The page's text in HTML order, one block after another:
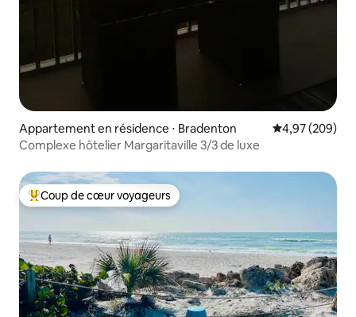
Appartement en résidence ⋅ Bradenton Évaluation
4,97 (209)
Complexe hôtelier Margaritaville 3/3 de luxe
Coups de cœur voyageurs les plus appréciés
Coup de cœur voyageurs